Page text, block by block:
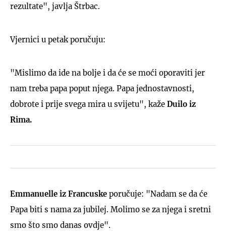
rezultate", javlja Štrbac.
Vjernici u petak poručuju:
"Mislimo da ide na bolje i da će se moći oporaviti jer
nam treba papa poput njega. Papa jednostavnosti,
dobrote i prije svega mira u svijetu", kaže Duilo iz
Rima.
Emmanuelle iz Francuske poručuje: "Nadam se da će
Papa biti s nama za jubilej. Molimo se za njega i sretni
smo što smo danas ovdje".